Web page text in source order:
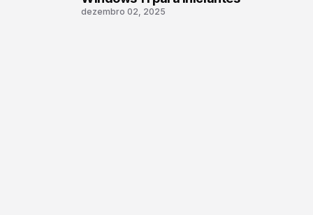
dezembro 02, 2025